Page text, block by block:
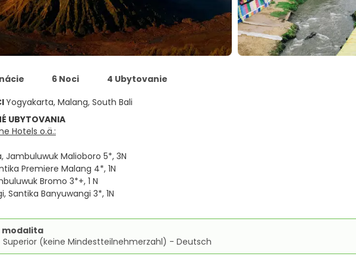
6 Noci
4 Ubytovanie
Yogyakarta, Malang, South Bali
UBYTOVANIA
Hotels o.ä.:
Jambuluwuk Malioboro 5*, 3N
Premiere Malang 4*, 1N
Bromo 3*+, 1 N
Santika Banyuwangi 3*, 1N
modalita
Superior (keine Mindestteilnehmerzahl) - Deutsch